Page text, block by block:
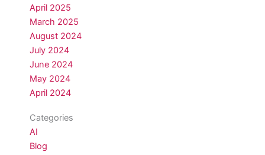
April 2025
March 2025
August 2024
July 2024
June 2024
May 2024
April 2024
Categories
AI
Blog